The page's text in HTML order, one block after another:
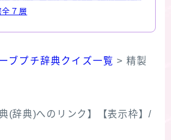
７層
ブプチ辞典クイズ一覧 > 精製
(辞典)へのリンク】【表示枠】/